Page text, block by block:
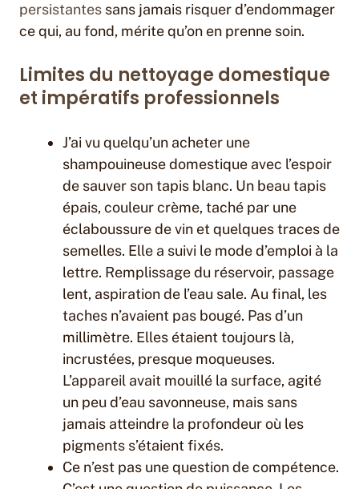
persistantes sans jamais risquer d’endommager
ce qui, au fond, mérite qu’on en prenne soin.
Limites du nettoyage domestique
et impératifs professionnels
J’ai vu quelqu’un acheter une
shampouineuse domestique avec l’espoir
de sauver son tapis blanc. Un beau tapis
épais, couleur crème, taché par une
éclaboussure de vin et quelques traces de
semelles. Elle a suivi le mode d’emploi à la
lettre. Remplissage du réservoir, passage
lent, aspiration de l’eau sale. Au final, les
taches n’avaient pas bougé. Pas d’un
millimètre. Elles étaient toujours là,
incrustées, presque moqueuses.
L’appareil avait mouillé la surface, agité
un peu d’eau savonneuse, mais sans
jamais atteindre la profondeur où les
pigments s’étaient fixés.
Ce n’est pas une question de compétence.